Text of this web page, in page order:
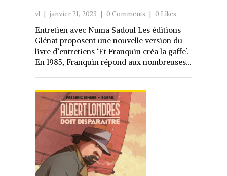
vl | janvier 21, 2023 | 0 Comments | 0 Likes
Entretien avec Numa Sadoul Les éditions
Glénat proposent une nouvelle version du
livre d’entretiens ‘Et Franquin créa la gaffe’.
En 1985, Franquin répond aux nombreuses…